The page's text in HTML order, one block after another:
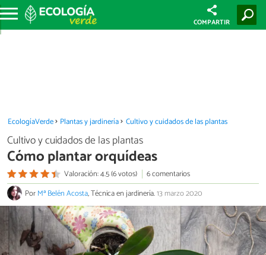
COMPARTIR
EcologíaVerde Plantas y jardinería Cultivo y cuidados de las plantas
Cultivo y cuidados de las plantas
Cómo plantar orquídeas
Valoración: 4.5 (6 votos)
6 comentarios
PorMª Belén Acosta, Técnica en jardinería.13 marzo 2020